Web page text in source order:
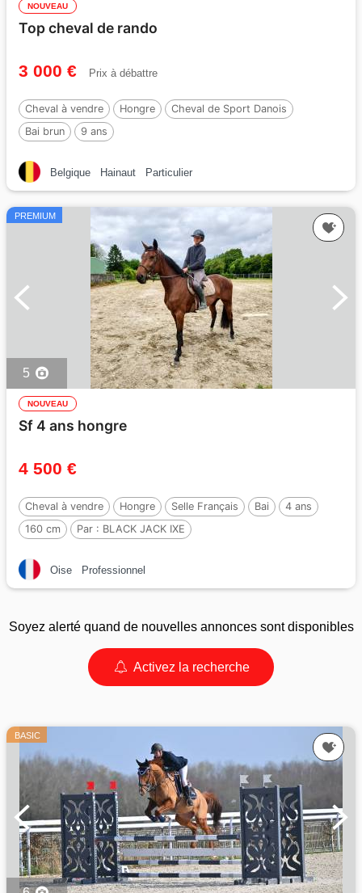
NOUVEAU
Top cheval de rando
3 000 € Prix à débattre
Cheval à vendre Hongre
Cheval de Sport Danois
Bai brun
9 ans
Belgique Hainaut Particulier
PREMIUM
5
NOUVEAU
Sf 4 ans hongre
4 500 €
Cheval à vendre Hongre Selle Français Bai
4 ans
160 cm
Par : BLACK JACK IXE
Oise Professionnel
Soyez alerté quand de nouvelles annonces sont disponibles
Activez la recherche
BASIC